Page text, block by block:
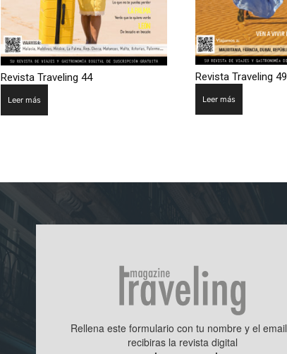
Revista Traveling 44
Leer más
Revista Traveling 49
Leer más